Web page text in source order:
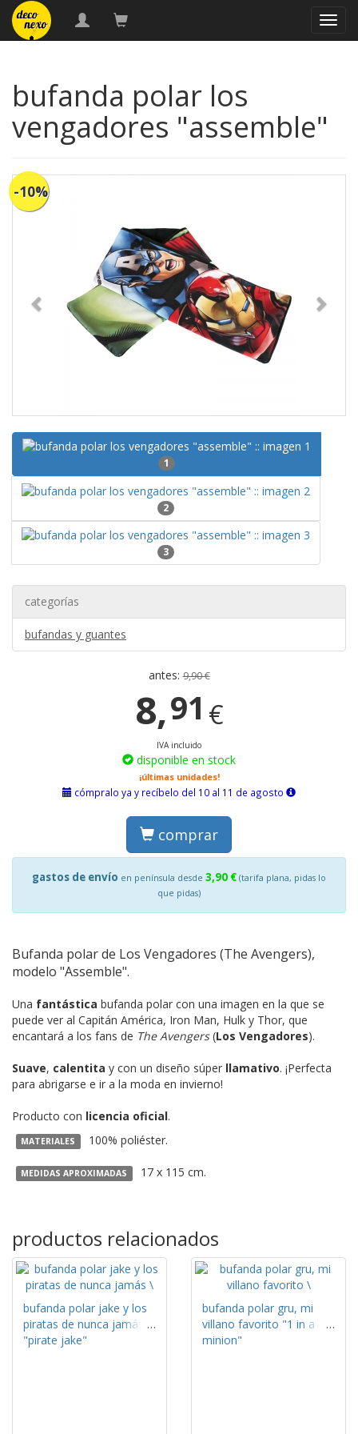
bufanda polar los
vengadores "assemble"
-10%
1
2
3
categorías
bufandas y guantes
antes:9,90 €
8,91 €
IVA incluido
disponible en stock
¡últimas unidades!
cómpralo ya y recíbelo del 10 al 11 de agosto
comprar
gastos de envío en península desde 3,90 € (tarifa plana, pidas lo
que pidas)
Bufanda polar de Los Vengadores (The Avengers),
modelo "Assemble".
Una fantástica bufanda polar con una imagen en la que se
puede ver al Capitán América, Iron Man, Hulk y Thor, que
encantará a los fans de The Avengers(Los Vengadores).
Suave, calentita y con un diseño súper llamativo. ¡Perfecta
para abrigarse e ir a la moda en invierno!
Producto con licencia oficial.
MATERIALES 100% poliéster.
MEDIDAS APROXIMADAS 17 x 115 cm.
productos relacionados
bufanda polar jake y los
piratas de nunca jamás
"pirate jake"
bufanda polar gru, mi
villano favorito "1 in a
minion"